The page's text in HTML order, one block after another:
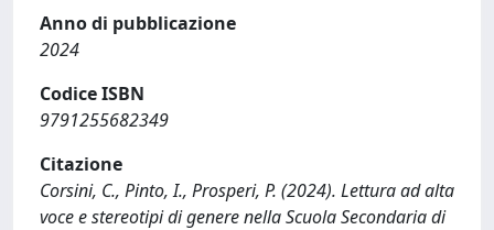
Anno di pubblicazione
2024
Codice ISBN
9791255682349
Citazione
Corsini, C., Pinto, I., Prosperi, P. (2024). Lettura ad alta
voce e stereotipi di genere nella Scuola Secondaria di